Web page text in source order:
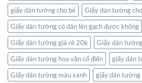
giấy dán tường cho bé
Giấy dán tường
Giấy dán tường có dán lên gạch được không
Giấy dán tường giá rẻ 20k
Giấy dán
Giấy dán tường hoa văn cổ điển
giấy dán
Giấy dán tường màu xanh
giấy dán tường